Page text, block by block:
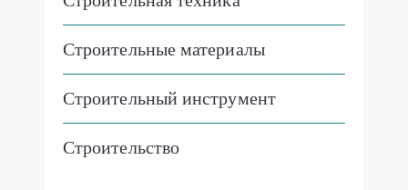
Строительные материалы
Строительный инструмент
Строительство